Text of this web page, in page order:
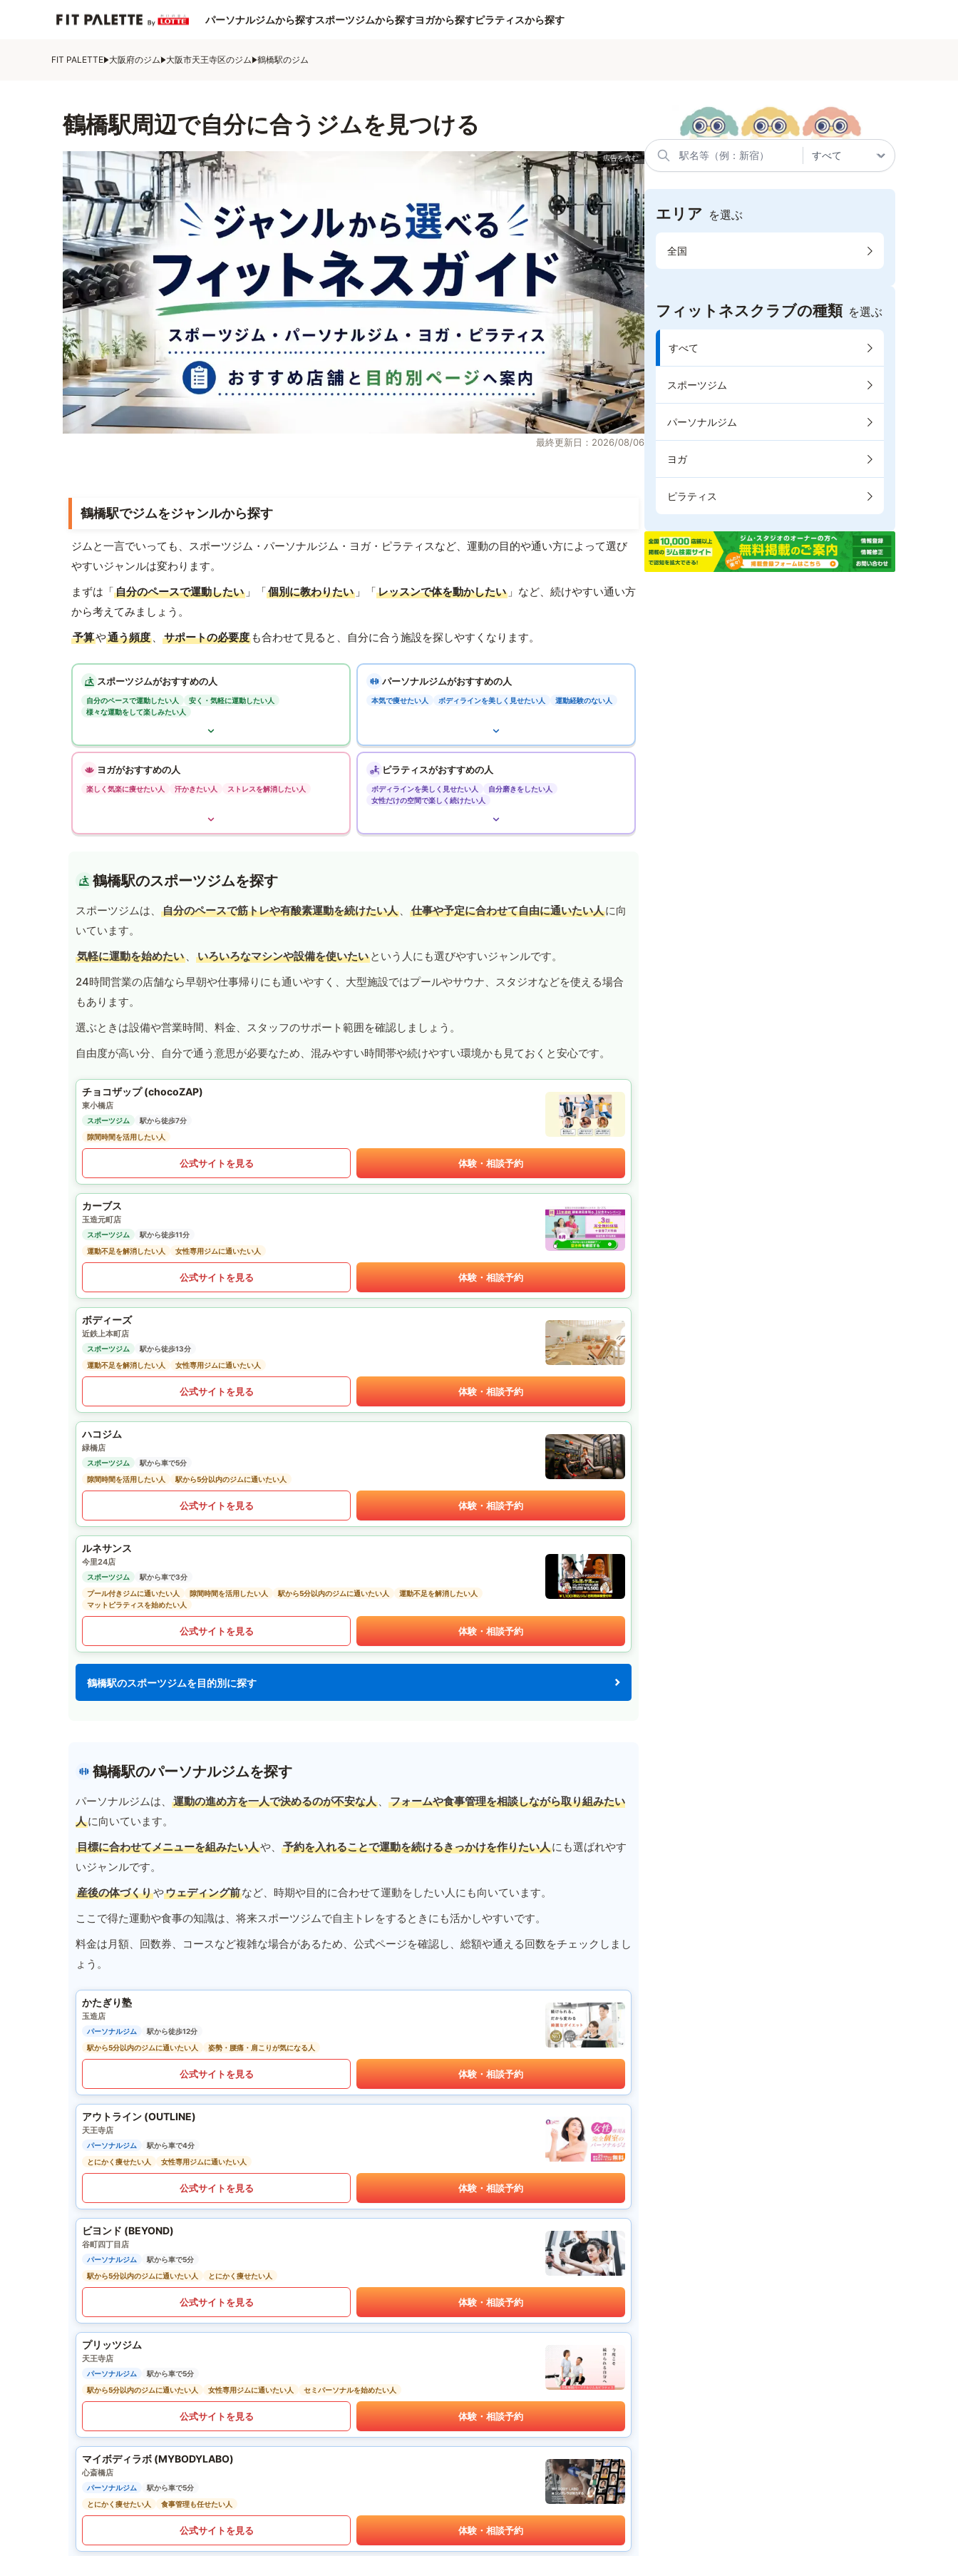
パーソナルジムから探すスポーツジムから探すヨガから探すピラティスから探す
FIT PALETTE 大阪府のジム 大阪市天王寺区のジム 鶴橋駅のジム
鶴橋駅周辺で自分に合うジムを見つける
最終更新日：2026/08/06
鶴橋駅でジムをジャンルから探す
ジムと一言でいっても、スポーツジム・パーソナルジム・ヨガ・ピラティスなど、運動の目的や通い方によって選び
やすいジャンルは変わります。
まずは「自分のペースで運動したい 」「個別に教わりたい 」「レッスンで体を動かしたい 」など、続けやすい通い方
から考えてみましょう。
予算や通う頻度 、 サポートの必要度 も合わせて見ると、自分に合う施設を探しやすくなります。
スポーツジムがおすすめの人
自分のペースで運動したい人
安く・気軽に運動したい人
様々な運動をして楽しみたい人
パーソナルジムがおすすめの人
本気で痩せたい人 ボディラインを美しく見せたい人 運動経験のない人
ヨガがおすすめの人
楽しく気楽に痩せたい人 汗かきたい人 ストレスを解消したい人
ピラティスがおすすめの人
ボディラインを美しく見せたい人
自分磨きをしたい人
女性だけの空間で楽しく続けたい人
鶴橋駅のスポーツジムを探す
スポーツジムは、 自分のペースで筋トレや有酸素運動を続けたい人 、 仕事や予定に合わせて自由に通いたい人に向
いています。
気軽に運動を始めたい 、 いろいろなマシンや設備を使いたい という人にも選びやすいジャンルです。
24時間営業の店舗なら早朝や仕事帰りにも通いやすく、大型施設ではプールやサウナ、スタジオなどを使える場合
もあります。
選ぶときは設備や営業時間、料金、スタッフのサポート範囲を確認しましょう。
自由度が高い分、自分で通う意思が必要なため、混みやすい時間帯や続けやすい環境かも見ておくと安心です。
チョコザップ (chocoZAP)
東小橋店
スポーツジム
駅から徒歩7分
隙間時間を活用したい人
公式サイトを見る 体験・相談予約
カーブス
玉造元町店
スポーツジム
駅から徒歩11分
運動不足を解消したい人
女性専用ジムに通いたい人
公式サイトを見る 体験・相談予約
ボディーズ
近鉄上本町店
スポーツジム
駅から徒歩13分
運動不足を解消したい人
女性専用ジムに通いたい人
公式サイトを見る 体験・相談予約
ハコジム
緑橋店
スポーツジム
駅から車で5分
隙間時間を活用したい人
駅から5分以内のジムに通いたい人
公式サイトを見る 体験・相談予約
ルネサンス
今里24店
スポーツジム
駅から車で3分
プール付きジムに通いたい人
隙間時間を活用したい人 駅から5分以内のジムに通いたい人
運動不足を解消したい人
マットピラティスを始めたい人
公式サイトを見る 体験・相談予約
鶴橋駅のスポーツジムを目的別に探す
鶴橋駅のパーソナルジムを探す
パーソナルジムは、 運動の進め方を一人で決めるのが不安な人 、
フォームや食事管理を相談しながら取り組みたい
人に向いています。
目標に合わせてメニューを組みたい人や、 予約を入れることで運動を続けるきっかけを作りたい人にも選ばれやす
いジャンルです。
産後の体づくりやウェディング前など、時期や目的に合わせて運動をしたい人にも向いています。
ここで得た運動や食事の知識は、将来スポーツジムで自主トレをするときにも活かしやすいです。
料金は月額、回数券、コースなど複雑な場合があるため、公式ページを確認し、総額や通える回数をチェックしまし
ょう。
かたぎり塾
玉造店
パーソナルジム
駅から徒歩12分
駅から5分以内のジムに通いたい人
姿勢・腰痛・肩こりが気になる人
公式サイトを見る 体験・相談予約
アウトライン (OUTLINE)
天王寺店
パーソナルジム
駅から車で4分
とにかく痩せたい人
女性専用ジムに通いたい人
公式サイトを見る 体験・相談予約
ビヨンド (BEYOND)
谷町四丁目店
パーソナルジム
駅から車で5分
駅から5分以内のジムに通いたい人
とにかく痩せたい人
公式サイトを見る 体験・相談予約
プリッツジム
天王寺店
パーソナルジム
駅から車で5分
駅から5分以内のジムに通いたい人
女性専用ジムに通いたい人 セミパーソナルを始めたい人
公式サイトを見る 体験・相談予約
マイボディラボ (MYBODYLABO)
心斎橋店
パーソナルジム
駅から車で5分
とにかく痩せたい人
食事管理も任せたい人
公式サイトを見る 体験・相談予約
エリア を選ぶ
全国
フィットネスクラブの種類 を選ぶ
すべて
スポーツジム
パーソナルジム
ヨガ
ピラティス